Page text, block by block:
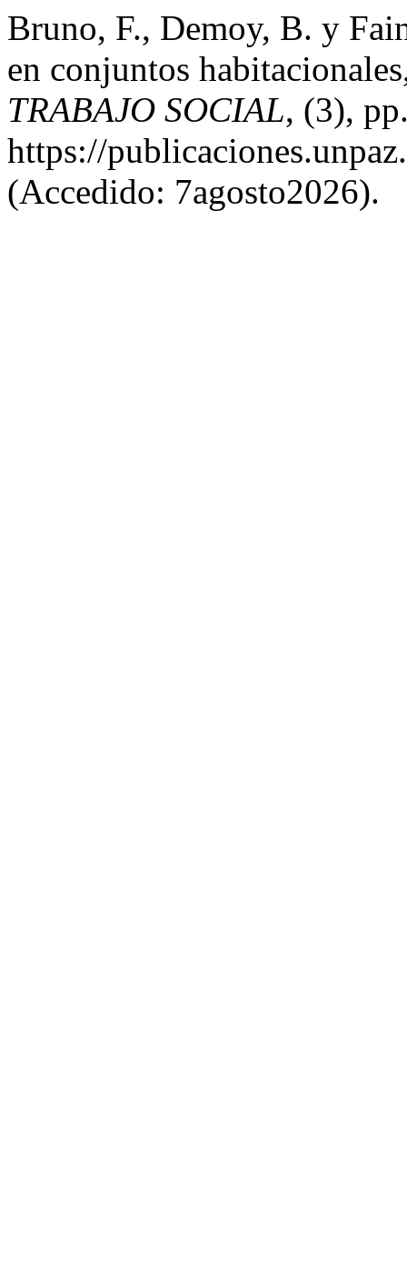
Bruno, F., Demoy, B. y
en conjuntos
TRABAJO SOCIAL, (3),
https://
(Accedido: 7agosto2026).